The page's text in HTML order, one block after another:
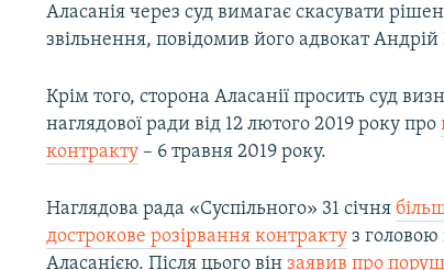
Аласанія через суд вимагає скасувати
звільнення, повідомив його адвокат
Крім того, сторона Аласанії просить суд
наглядової ради від 12 лютого 2019 року про
контракту – 6 травня 2019 року.
Наглядова рада «Суспільного» 31 січня
дострокове розірвання контракту з
Аласанією. Після цього вінзаявив про